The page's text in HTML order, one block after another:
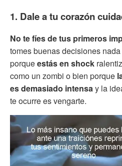
1. Dale a tu corazón
No te fíes de tus primeros
tomes buenas decisiones
porqueestás en shock
como un zombi o bien porque
es demasiado intensay la
te ocurre es vengarte.